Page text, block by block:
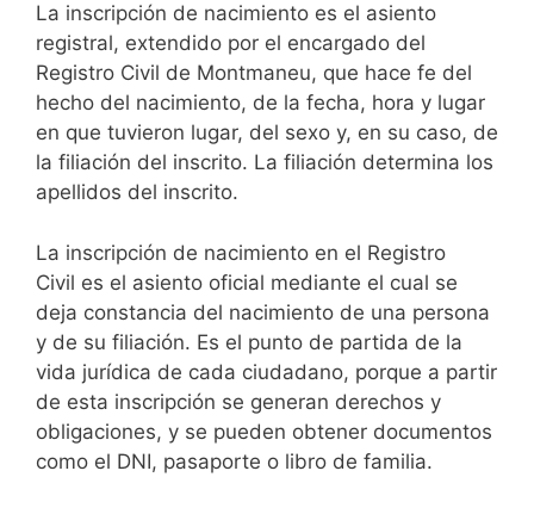
La inscripción de nacimiento es el asiento
registral, extendido por el encargado del
Registro Civil de Montmaneu, que hace fe del
hecho del nacimiento, de la fecha, hora y lugar
en que tuvieron lugar, del sexo y, en su caso, de
la filiación del inscrito. La filiación determina los
apellidos del inscrito.
La inscripción de nacimiento en el Registro
Civil es el asiento oficial mediante el cual se
deja constancia del nacimiento de una persona
y de su filiación. Es el punto de partida de la
vida jurídica de cada ciudadano, porque a partir
de esta inscripción se generan derechos y
obligaciones, y se pueden obtener documentos
como el DNI, pasaporte o libro de familia.